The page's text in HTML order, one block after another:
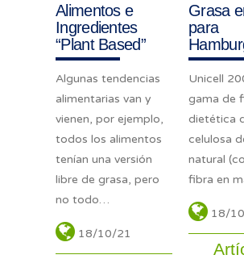
Alimentos e
Ingredientes
“Plant Based”
Algunas tendencias
alimentarias van y
vienen, por ejemplo,
todos los alimentos
tenían una versión
libre de grasa, pero
no todo…
18/10/21
Grasa
para
Unicell
gama de
dietética
celulosa
natural
fibra en
18/